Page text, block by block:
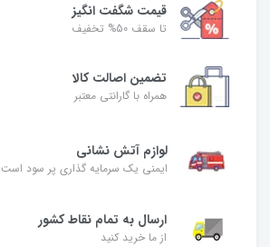
قیمت شگفت‌ انگیز
تا سقف 50% تخفیف
تضمین اصالت کالا
همراه با گارانتی معتبر
لوازم آتش نشانی
ایمنی یک سرمایه گذاری پر سود است
ارسال به تمام نقاط کشور
از ما خرید کنید